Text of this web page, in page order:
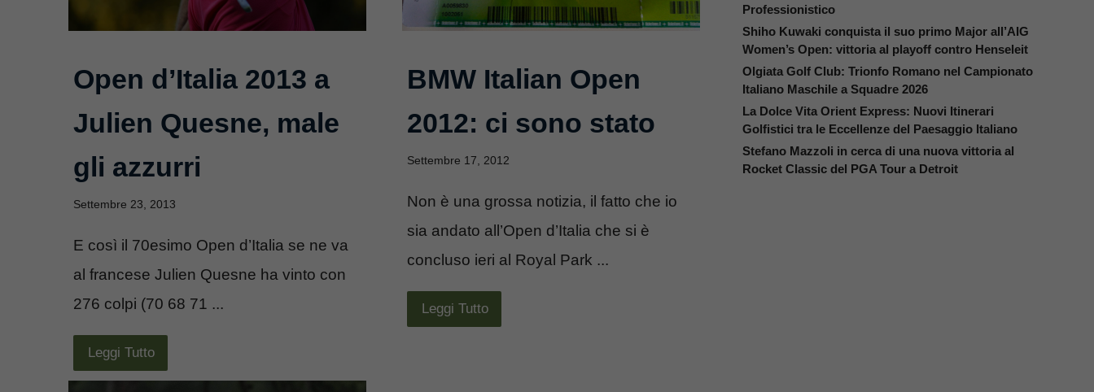
Open d’Italia 2013 a
Julien Quesne, male
gli azzurri
Settembre 23, 2013
E così il 70esimo Open d’Italia se ne va
al francese Julien Quesne ha vinto con
276 colpi (70 68 71 ...
Leggi Tutto
BMW Italian Open
2012: ci sono stato
Settembre 17, 2012
Non è una grossa notizia, il fatto che io
sia andato all’Open d’Italia che si è
concluso ieri al Royal Park ...
Leggi Tutto
Professionistico
Shiho Kuwaki conquista il suo primo Major all’AIG
Women’s Open: vittoria al playoff contro Henseleit
Olgiata Golf Club: Trionfo Romano nel Campionato
Italiano Maschile a Squadre 2026
La Dolce Vita Orient Express: Nuovi Itinerari
Golfistici tra le Eccellenze del Paesaggio Italiano
Stefano Mazzoli in cerca di una nuova vittoria al
Rocket Classic del PGA Tour a Detroit